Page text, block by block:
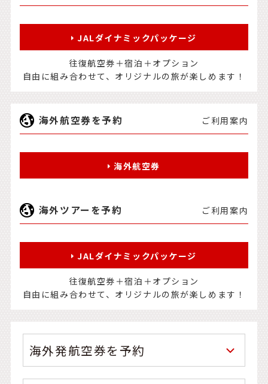
JALダイナミックパッケージ
往復航空券＋宿泊＋オプション
自由に組み合わせて、オリジナルの旅が楽しめます！
海外航空券を予約 ご利用案内
海外航空券
海外ツアーを予約 ご利用案内
JALダイナミックパッケージ
往復航空券＋宿泊＋オプション
自由に組み合わせて、オリジナルの旅が楽しめます！
海外発航空券を予約